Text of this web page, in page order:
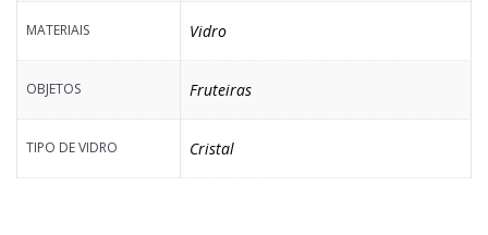
MATERIAIS Vidro
OBJETOS Fruteiras
TIPO DE VIDRO Cristal